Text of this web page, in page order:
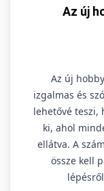
Az új
Az új
izgalmas és
lehetővé teszi,
ki, ahol
ellátva. A
össze kell